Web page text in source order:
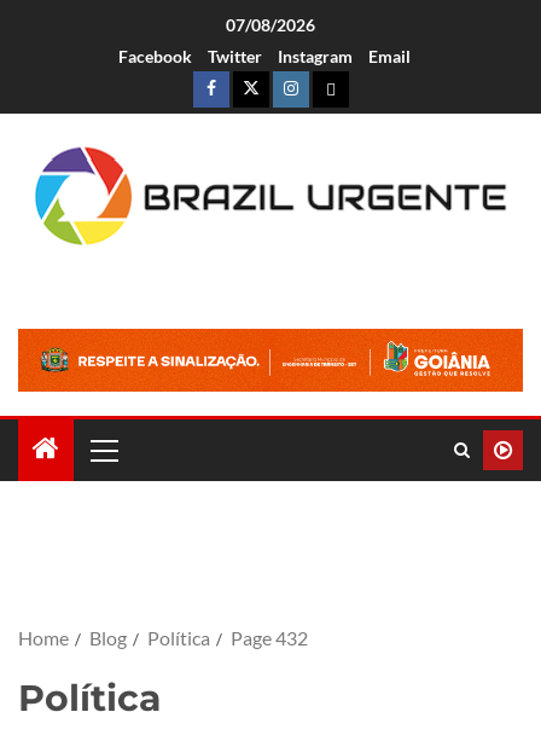
07/08/2026
Facebook
Twitter Instagram Email
Home Blog Política Page 432
Política